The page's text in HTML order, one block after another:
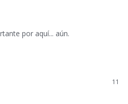
por aquí... aún.
11